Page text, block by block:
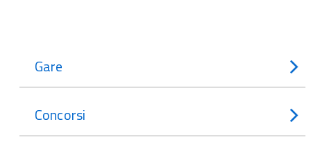
Gare
Concorsi